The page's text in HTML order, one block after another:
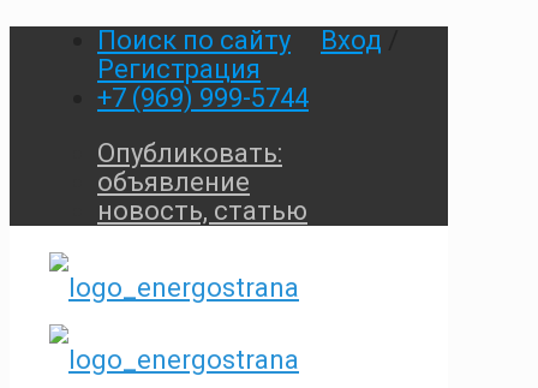
Поиск по сайту Вход
Регистрация
+7 (969) 999-5744
Опубликовать:
объявление
новость, статью